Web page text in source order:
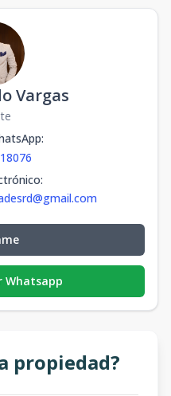
Vargas
:
:
Whatsapp
propiedad?